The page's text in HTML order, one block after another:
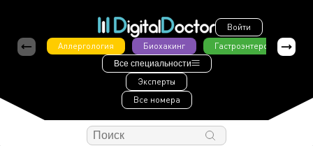
Войти
Аллергология
Биохакинг Гастроэнтерология
Все специальности
Эксперты
Все номера